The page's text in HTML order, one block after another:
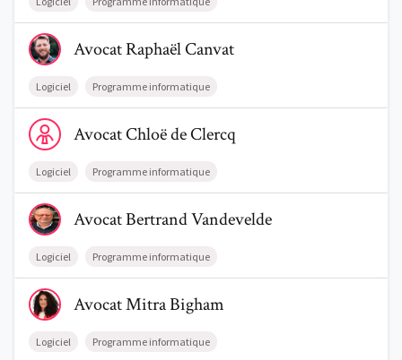
Voir le profil de AvocatRaphaël Canvat
AvocatRaphaëlCanvat
Logiciel Programme informatique
Voir le profil de AvocatChloë de Clercq
AvocatChloëde Clercq
Logiciel Programme informatique
Voir le profil de AvocatBertrand Vandevelde
AvocatBertrandVandevelde
Logiciel Programme informatique
Voir le profil de AvocatMitra Bigham
AvocatMitraBigham
Logiciel Programme informatique